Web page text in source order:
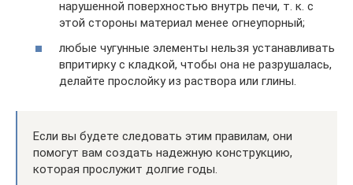
нарушенной поверхностью внутрь печи, т. к. с
этой стороны материал менее огнеупорный;
любые чугунные элементы нельзя устанавливать
впритирку с кладкой, чтобы она не разрушалась,
делайте прослойку из раствора или глины.
Если вы будете следовать этим правилам, они
помогут вам создать надежную конструкцию,
которая прослужит долгие годы.